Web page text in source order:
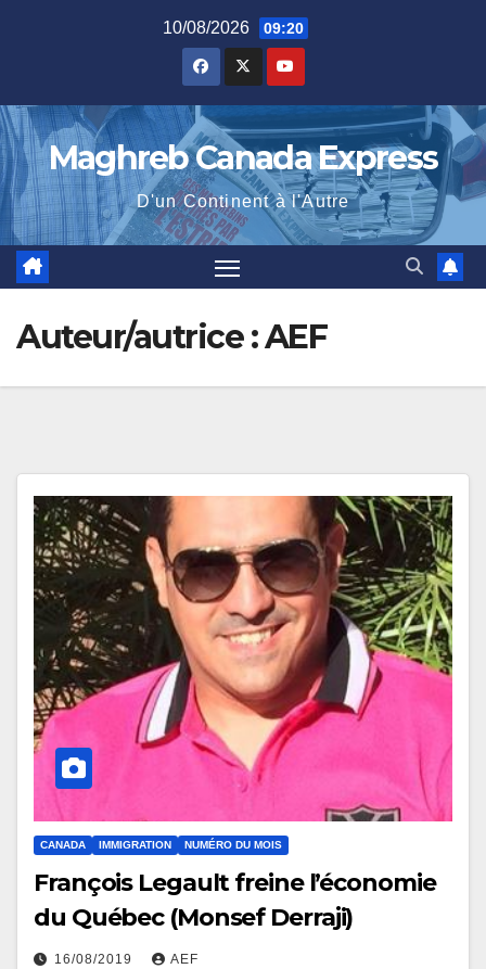
10/08/2026 09:20
Maghreb Canada Express
D'un Continent à l'Autre
Auteur/autrice :AEF
CANADA IMMIGRATION NUMÉRO DU MOIS
François Legault freine l’économie
du Québec (Monsef Derraji)
16/08/2019 AEF